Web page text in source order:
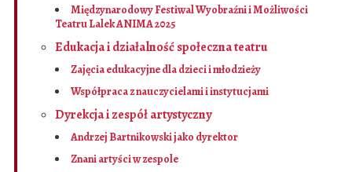
Międzynarodowy Festiwal Wyobraźni i Możliwości
Teatru Lalek ANIMA 2025
Edukacja i działalność społeczna teatru
Zajęcia edukacyjne dla dzieci i młodzieży
Współpraca z nauczycielami i instytucjami
Dyrekcja i zespół artystyczny
Andrzej Bartnikowski jako dyrektor
Znani artyści w zespole